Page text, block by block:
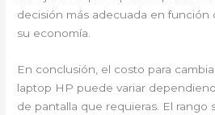
decisión más adecuada en función
su economía.
En conclusión, el costo para
laptop HP puede variar
de pantalla que requieras. El rango